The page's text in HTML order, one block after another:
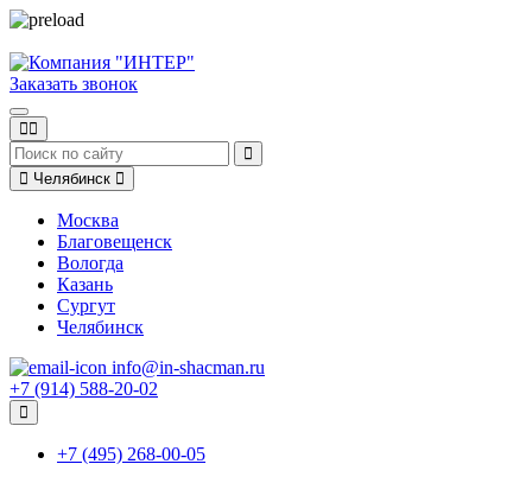
Заказать звонок
Челябинск
Москва
Благовещенск
Вологда
Казань
Сургут
Челябинск
info@in-shacman.ru
+7 (914) 588-20-02
+7 (495) 268-00-05